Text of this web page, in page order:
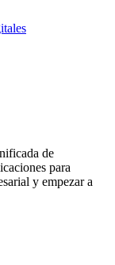
de
para
y empezar a